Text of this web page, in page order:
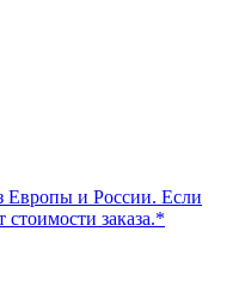
Европы и России. Если
стоимости заказа.*